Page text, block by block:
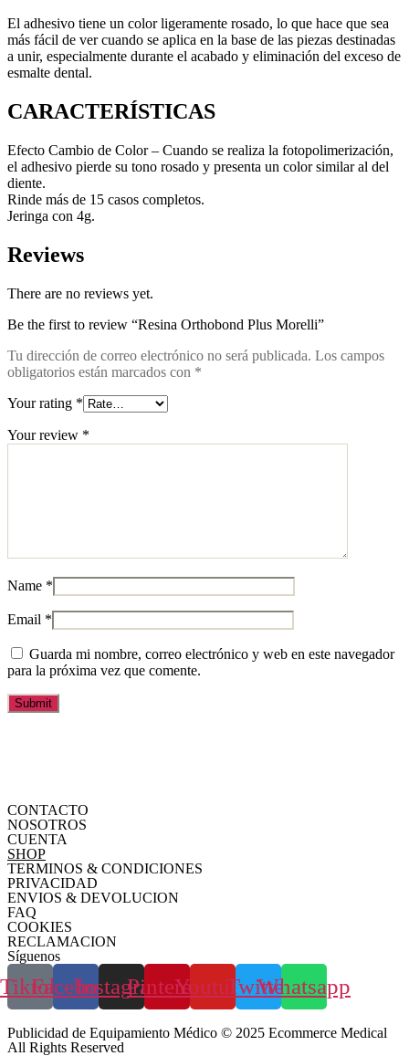
El adhesivo tiene un color ligeramente rosado, lo que hace que sea
más fácil de ver cuando se aplica en la base de las piezas destinadas
a unir, especialmente durante el acabado y eliminación del exceso de
esmalte dental.
CARACTERÍSTICAS
Efecto Cambio de Color – Cuando se realiza la fotopolimerización,
el adhesivo pierde su tono rosado y presenta un color similar al del
diente.
Rinde más de 15 casos completos.
Jeringa con 4g.
Reviews
There are no reviews yet.
Be the first to review “Resina Orthobond Plus Morelli”
Tu dirección de correo electrónico no será publicada. Los campos
obligatorios están marcados con *
Your rating *
Your review *
Name *
Email *
Guarda mi nombre, correo electrónico y web en este navegador
para la próxima vez que comente.
CONTACTO
NOSOTROS
CUENTA
SHOP
TERMINOS & CONDICIONES
PRIVACIDAD
ENVIOS & DEVOLUCION
FAQ
COOKIES
RECLAMACION
Síguenos
TiktokFacebookInstagramPinterestYoutubeTwitterWhatsapp
Publicidad de Equipamiento Médico © 2025 Ecommerce Medical
All Rights Reserved